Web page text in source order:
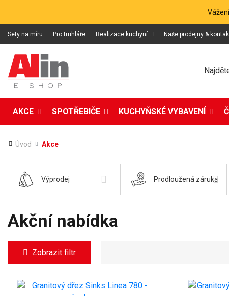
Sety na míru Pro truhláře Realizace kuchyní Naše prodejny &
AKCE SPOTŘEBIČE KUCHYŇSKÉ VYBAVENÍ
Úvod Akce
Výprodej Prodloužená záruka
Akční nabídka
Zobrazit filtr